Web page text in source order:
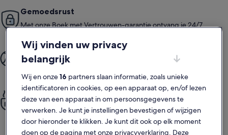
Gemoedsrust
Met onze Boek met Vertrouwen-garantie ontvang je 24/7
Meer quali­ty­time
Alle privacy van thuis
Geniet van volledige keukens, wasvoorzieningen, zwembaden,
tuinen en meer
Wij vinden uw privacy
belangrijk
Wij en onze16 partners slaan informatie, zoals unieke
identificatoren in cookies, op een apparaat op, en/of lezen
deze van een apparaat in om persoonsgegevens te
verwerken. Je kunt je instellingen bevestigen of wijzigen
door hieronder te klikken. Je kunt dit ook op elk moment
doen op de pagina met onze privacyverklaring. Deze